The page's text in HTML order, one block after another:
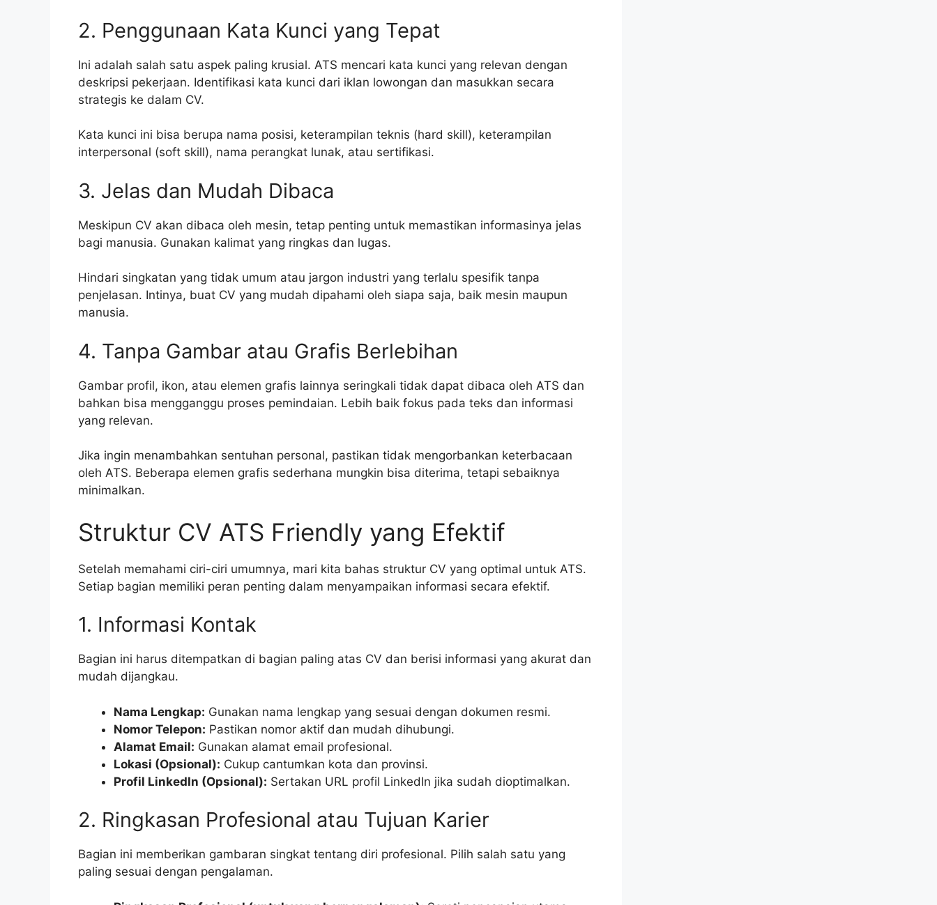
2. Penggunaan Kata Kunci yang Tepat
Ini adalah salah satu aspek paling krusial. ATS mencari kata kunci yang relevan dengan
deskripsi pekerjaan. Identifikasi kata kunci dari iklan lowongan dan masukkan secara
strategis ke dalam CV.
Kata kunci ini bisa berupa nama posisi, keterampilan teknis (hard skill), keterampilan
interpersonal (soft skill), nama perangkat lunak, atau sertifikasi.
3. Jelas dan Mudah Dibaca
Meskipun CV akan dibaca oleh mesin, tetap penting untuk memastikan informasinya jelas
bagi manusia. Gunakan kalimat yang ringkas dan lugas.
Hindari singkatan yang tidak umum atau jargon industri yang terlalu spesifik tanpa
penjelasan. Intinya, buat CV yang mudah dipahami oleh siapa saja, baik mesin maupun
manusia.
4. Tanpa Gambar atau Grafis Berlebihan
Gambar profil, ikon, atau elemen grafis lainnya seringkali tidak dapat dibaca oleh ATS dan
bahkan bisa mengganggu proses pemindaian. Lebih baik fokus pada teks dan informasi
yang relevan.
Jika ingin menambahkan sentuhan personal, pastikan tidak mengorbankan keterbacaan
oleh ATS. Beberapa elemen grafis sederhana mungkin bisa diterima, tetapi sebaiknya
minimalkan.
Struktur CV ATS Friendly yang Efektif
Setelah memahami ciri-ciri umumnya, mari kita bahas struktur CV yang optimal untuk ATS.
Setiap bagian memiliki peran penting dalam menyampaikan informasi secara efektif.
1. Informasi Kontak
Bagian ini harus ditempatkan di bagian paling atas CV dan berisi informasi yang akurat dan
mudah dijangkau.
Nama Lengkap: Gunakan nama lengkap yang sesuai dengan dokumen resmi.
Nomor Telepon: Pastikan nomor aktif dan mudah dihubungi.
Alamat Email: Gunakan alamat email profesional.
Lokasi (Opsional): Cukup cantumkan kota dan provinsi.
Profil LinkedIn (Opsional): Sertakan URL profil LinkedIn jika sudah dioptimalkan.
2. Ringkasan Profesional atau Tujuan Karier
Bagian ini memberikan gambaran singkat tentang diri profesional. Pilih salah satu yang
paling sesuai dengan pengalaman.